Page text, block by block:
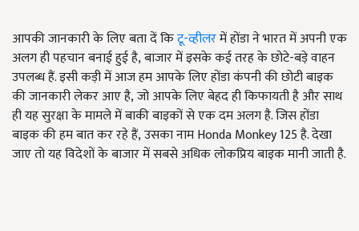
आपकी जानकारी के लिए बता दें किटू-व्हीलरमें होंडा ने भारत में अपनी एक
अलग ही पहचान बनाई हुई है, बाजार में इसके कई तरह के छोटे-बड़े वाहन
उपलब्ध हैं. इसी कड़ी में आज हम आपके लिए होंडा कंपनी की छोटी बाइक
की जानकारी लेकर आए है, जो आपके लिए बेहद ही किफायती है और साथ
ही यह सुरक्षा के मामले में बाकी बाइकों से एक दम अलग है. जिस होंडा
बाइक की हम बात कर रहे हैं, उसका नाम Honda Monkey 125है. देखा
जाए तो यह विदेशों के बाजार में सबसे अधिक लोकप्रिय बाइक मानी जाती है.